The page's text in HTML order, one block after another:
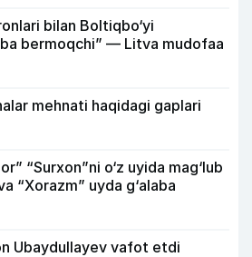
bilan Boltiqbo‘yi
bermoqchi” — Litva mudofaa
mehnati haqidagi gaplari
“Surxon”ni o‘z uyida mag‘lub
“Xorazm” uyda g‘alaba
Ubaydullayev vafot etdi